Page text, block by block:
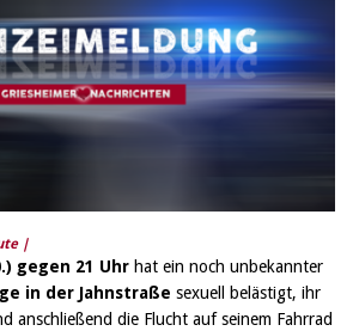
|
gegen 21 Uhr hat ein noch unbekannter
in der Jahnstraße sexuell belästigt, ihr
anschließend die Flucht auf seinem Fahrrad